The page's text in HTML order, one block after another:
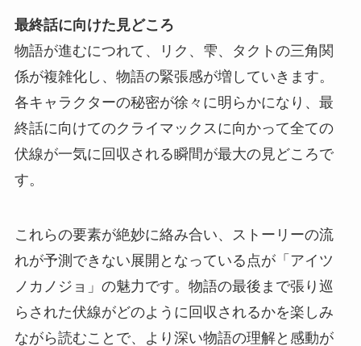
最終話に向けた見どころ
物語が進むにつれて、リク、雫、タクトの三角関
係が複雑化し、物語の緊張感が増していきます。
各キャラクターの秘密が徐々に明らかになり、最
終話に向けてのクライマックスに向かって全ての
伏線が一気に回収される瞬間が最大の見どころで
す。
これらの要素が絶妙に絡み合い、ストーリーの流
れが予測できない展開となっている点が「アイツ
ノカノジョ」の魅力です。物語の最後まで張り巡
らされた伏線がどのように回収されるかを楽しみ
ながら読むことで、より深い物語の理解と感動が